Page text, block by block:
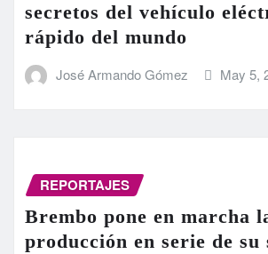
secretos del vehículo
rápido del mundo
José Armando Gómez May 5,
REPORTAJES
Brembo pone en marcha
producción en serie de su